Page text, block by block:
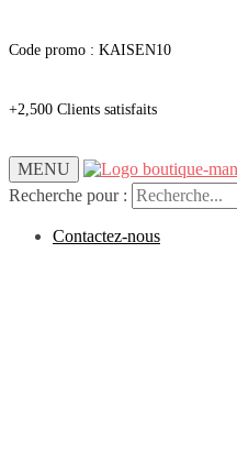
Code promo : KAISEN10
+2,500 Clients satisfaits
MENU
Recherche pour :
Contactez-nous